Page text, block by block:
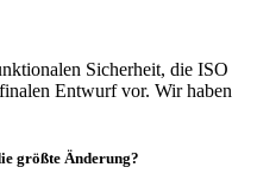
Sicher­heit, die ISO
Entwurf vor. Wir haben
größte Ände­rung?